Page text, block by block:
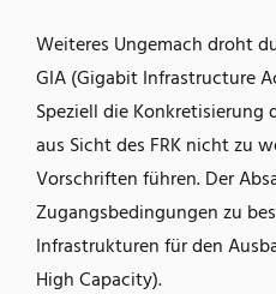
Weiteres Ungemach droht
GIA (Gigabit Infrastructure
Speziell die Konkretisierung
aus Sicht des FRK nicht zu
Vorschriften führen. Der
Zugangsbedingungen zu
Infrastrukturen für den
High Capacity).